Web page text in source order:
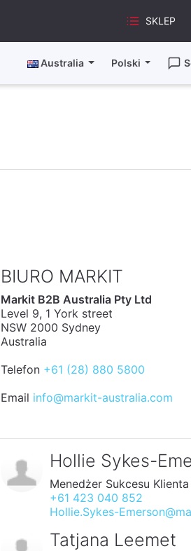
SKLEP
Australia Polski
BIURO MARKIT
Markit B2B Australia Pty Ltd
Level 9, 1 York street
NSW 2000 Sydney
Australia
Telefon +61 (28) 880 5800
Email info@markit-australia.com
Hollie Sykes-
Menedżer Sukcesu
+61 423 040 852
Hollie.Sykes-
Tatjana Leemet